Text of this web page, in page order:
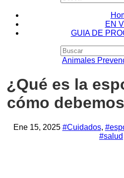
EN
GUIA DE
Animales
¿Qué es la
cómo
Ene 15, 2025 #Cuidados,
#salud